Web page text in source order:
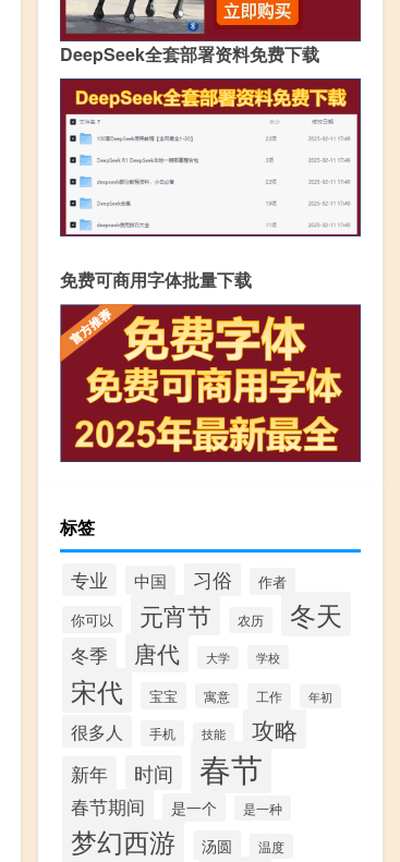
DeepSeek全套部署资料免费下载
免费可商用字体批量下载
标签
专业 中国 习俗
作者
你可以
元宵节 农历 冬天
冬季 唐代 大学 学校
宋代 宝宝 寓意 工作 年初
很多人 手机 技能 攻略
新年 时间 春节
春节期间 是一个 是一种
梦幻西游 汤圆 温度